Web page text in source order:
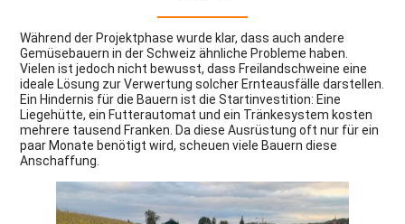
Während der Projektphase wurde klar, dass auch andere
Gemüsebauern in der Schweiz ähnliche Probleme haben.
Vielen ist jedoch nicht bewusst, dass Freilandschweine eine
ideale Lösung zur Verwertung solcher Ernteausfälle darstellen.
Ein Hindernis für die Bauern ist die Startinvestition: Eine
Liegehütte, ein Futterautomat und ein Tränkesystem kosten
mehrere tausend Franken. Da diese Ausrüstung oft nur für ein
paar Monate benötigt wird, scheuen viele Bauern diese
Anschaffung.